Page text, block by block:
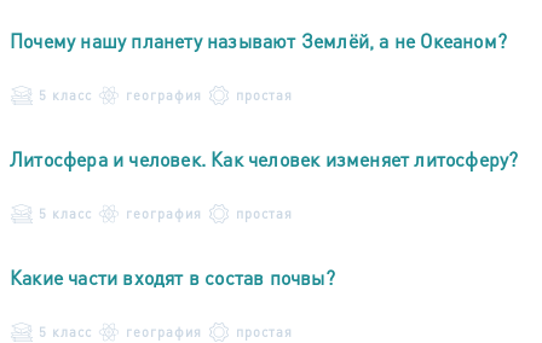
Почему нашу планету называют Землёй, а не Океаном?
5 класс география простая
Литосфера и человек. Как человек изменяет литосферу?
5 класс география простая
Какие части входят в состав почвы?
5 класс география простая